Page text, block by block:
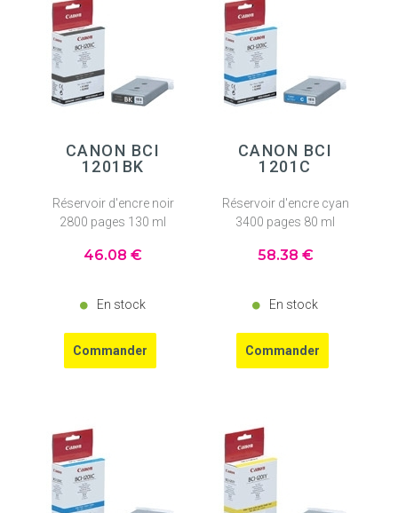
CANON BCI
1201BK
Réservoir d'encre noir
2800 pages 130 ml
46.08 €
En stock
CANON BCI
1201C
Réservoir d'encre cyan
3400 pages 80 ml
58.38 €
En stock